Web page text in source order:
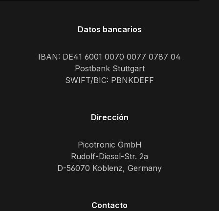
Datos bancarios
IBAN: DE41 6001 0070 0077 0787 04
Postbank Stuttgart
SWIFT/BIC: PBNKDEFF
Dirección
Picotronic GmbH
Rudolf-Diesel-Str. 2a
D-56070 Koblenz, Germany
Contacto